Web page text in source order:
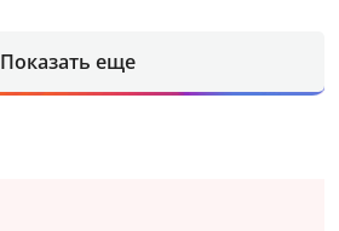
Показать еще